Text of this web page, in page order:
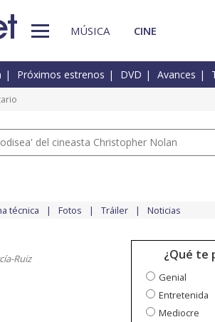
MÚSICA CINE
Próximos estrenos DVD Avances
del cineasta Christopher Nolan
técnica Fotos Tráiler Noticias
Ruiz ¿Qué te
Genial
Entretenida
Mediocre